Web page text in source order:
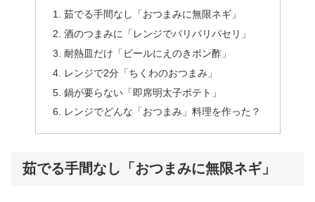
茹でる手間なし「おつまみに無限ネギ」
酒のつまみに「レンジでパリパリパセリ」
耐熱皿だけ「ビールにえのきポン酢」
レンジで2分「ちくわのおつまみ」
鍋が要らない「即席明太子ポテト」
レンジでどんな「おつまみ」料理を作った？
茹でる手間なし「おつまみに無限ネギ」